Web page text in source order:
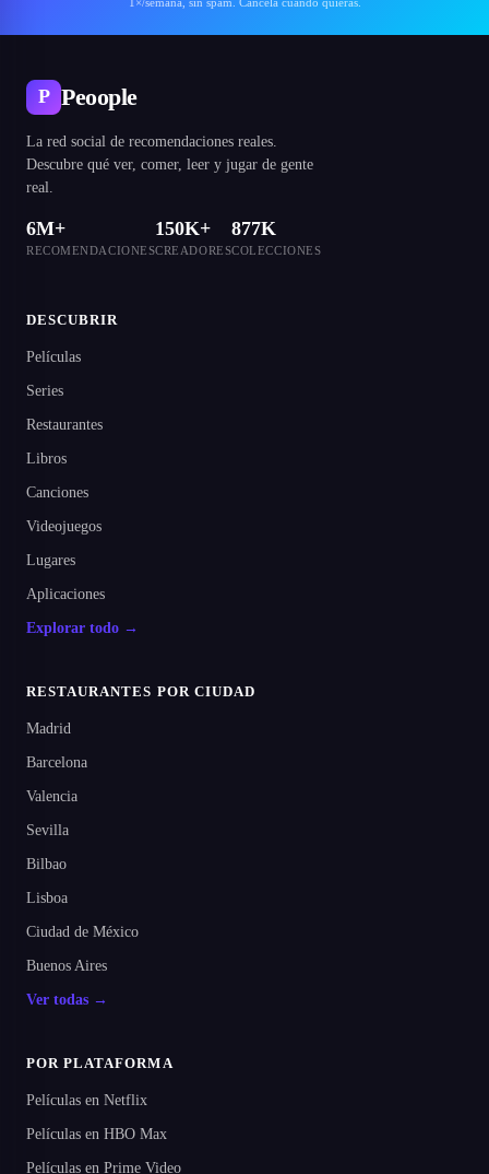
P Peoople
La red social de recomendaciones reales.
Descubre qué ver, comer, leer y jugar de gente
real.
6M+
RECOMENDACIONES
150K+
CREADORES
877K
COLECCIONES
DESCUBRIR
Películas
Series
Restaurantes
Libros
Canciones
Videojuegos
Lugares
Aplicaciones
Explorar todo →
RESTAURANTES POR CIUDAD
Madrid
Barcelona
Valencia
Sevilla
Bilbao
Lisboa
Ciudad de México
Buenos Aires
Ver todas →
POR PLATAFORMA
Películas en Netflix
Películas en HBO Max
Películas en Prime Video